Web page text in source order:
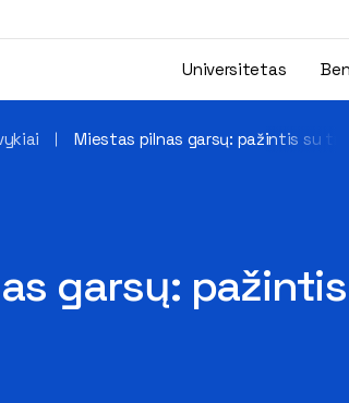
Universitetas
Miestas pilnas garsų: pažintis su
garsų: